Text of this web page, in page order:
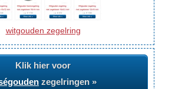
witgouden zegelring
Klik hier voor
zegelringen »